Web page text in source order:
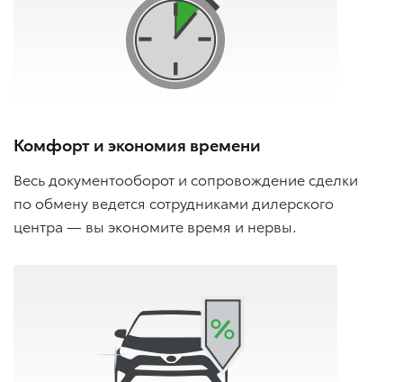
Комфорт и экономия времени
Весь документооборот и сопровождение сделки
по обмену ведется сотрудниками дилерского
центра — вы экономите время и нервы.